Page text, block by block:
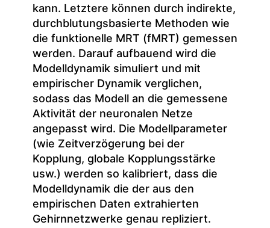
kann. Letztere können durch indirekte,
durchblutungsbasierte Methoden wie
die funktionelle MRT (fMRT) gemessen
werden. Darauf aufbauend wird die
Modelldynamik simuliert und mit
empirischer Dynamik verglichen,
sodass das Modell an die gemessene
Aktivität der neuronalen Netze
angepasst wird. Die Modellparameter
(wie Zeitverzögerung bei der
Kopplung, globale Kopplungsstärke
usw.) werden so kalibriert, dass die
Modelldynamik die der aus den
empirischen Daten extrahierten
Gehirnnetzwerke genau repliziert.